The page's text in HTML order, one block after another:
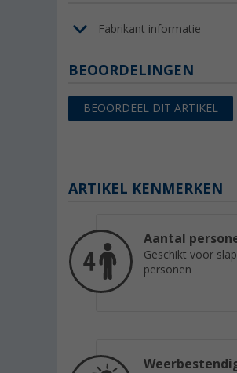
Fabrikant informatie
BEOORDELINGEN
BEOORDEEL DIT ARTIKEL
ARTIKEL KENMERKEN
Aantal
Geschikt voor
personen